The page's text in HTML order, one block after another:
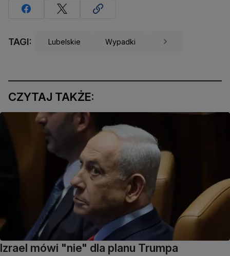
TAGI: Lubelskie Wypadki
CZYTAJ TAKŻE:
Izrael mówi "nie" dla planu Trumpa